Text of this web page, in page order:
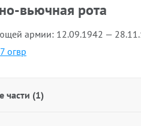
вьючная рота
армии: 12.09.1942 —
огвр
части (1)